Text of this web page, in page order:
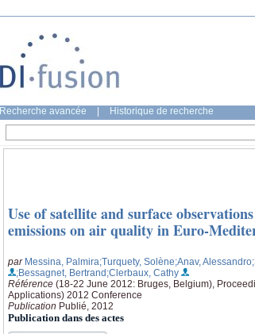
Recherche avancée Historique de recherche
Use of satellite and surface
emissions on air quality in Euro-
par Messina, Palmira;Turquety, Solène;Anav, Alessandro
;Bessagnet, Bertrand;Clerbaux, Cathy
Référence (18-22 June 2012: Bruges, Belgium),
Applications) 2012 Conference
Publication Publié, 2012
Publication dans des actes